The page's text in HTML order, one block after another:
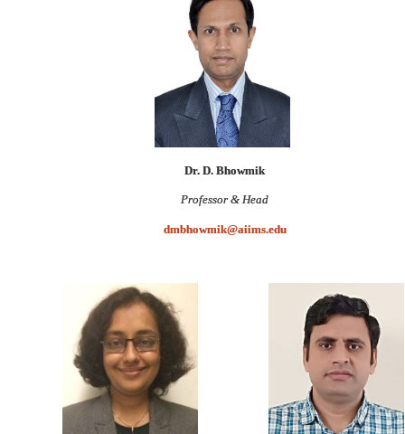
Dr. D. Bhowmik
Professor & Head
dmbhowmik@aiims.edu